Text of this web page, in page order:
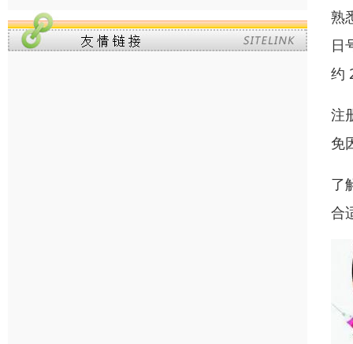
熟
日
约
注
免
了
合